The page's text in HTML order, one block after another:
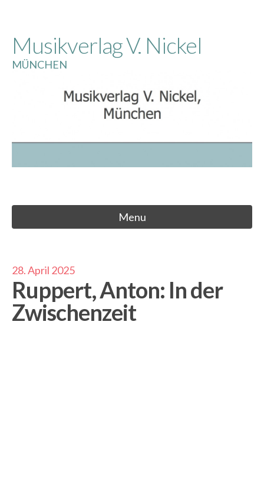
content
Musikverlag V. Nickel
MÜNCHEN
Menu
28. April 2025
Ruppert, Anton: In der
Zwischenzeit